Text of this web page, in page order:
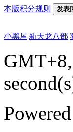
本版积分规则 发表
小黑屋|新天龙八部|